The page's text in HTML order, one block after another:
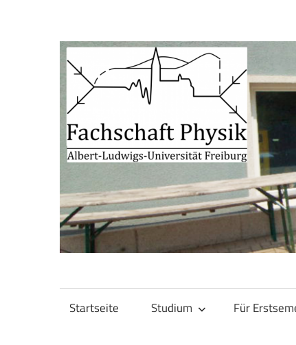
springen
Fachschaft
Physik
Fachschaft
Startseite
Studium Für